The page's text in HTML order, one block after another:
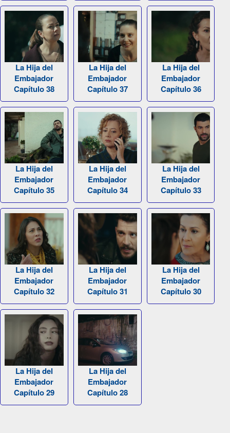
La Hija del
Embajador
Capítulo 38
La Hija del
Embajador
Capítulo 37
La Hija del
Embajador
Capítulo 36
La Hija del
Embajador
Capítulo 35
La Hija del
Embajador
Capítulo 34
La Hija del
Embajador
Capítulo 33
La Hija del
Embajador
Capítulo 32
La Hija del
Embajador
Capítulo 31
La Hija del
Embajador
Capítulo 30
La Hija del
Embajador
Capítulo 29
La Hija del
Embajador
Capítulo 28